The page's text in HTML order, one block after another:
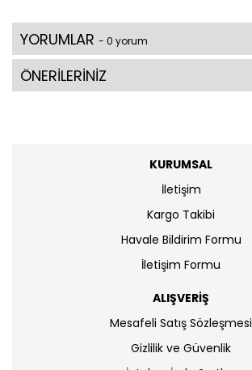
YORUMLAR - 0 yorum
ÖNERİLERİNİZ
KURUMSAL
İletişim
Kargo Takibi
Havale Bildirim Formu
İletişim Formu
ALIŞVERİŞ
Mesafeli Satış Sözleşmesi
Gizlilik ve Güvenlik